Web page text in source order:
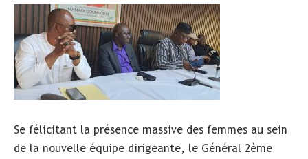
Se félicitant la présence massive des femmes au sein
de la nouvelle équipe dirigeante, le Général 2ème